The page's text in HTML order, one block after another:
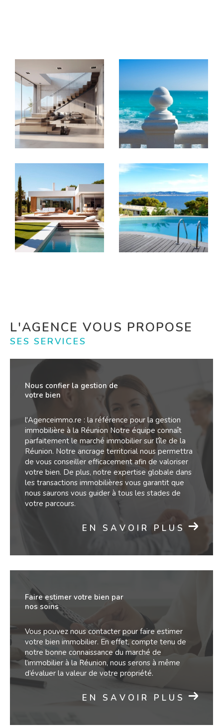
La vente de bien immobiliers
Agenceimmo.re, votre agence immobilière à la
Réunion, vous propose différents types de biens à
la vente. Vous pouvez retrouver de nombreuses
annonces sur notre site internet. Nous nous
proposons également des terrains à construire.
Nous répondons également à vos besoins
professionnels en vous offrant des locaux
commerciaux ou des fonds de commerce.
La location et gestion locative de biens
immobiliers
différentes superficie. Nous vous offrons aussi des
services degestion locative à la Réunion
de leurs biens locatif, garantissant tranquillité et
sécurité. Pour plus de renseignements ou pour des
conseils, n’hésitez pas à faire appel à notre équipe.
L’estimation immobilière
Vous pouvez nous contacter pour faire estimer
votre bien immobilier. En effet, compte tenu de
notre bonne connaissance dumarché de
l’immobilier à la Réunion, nous serons à même
d’évaluer la valeur de votre propriété.
Contacter notre agence
projet immobilier, n’hésitez pas à nous faire appel.
Vous pouvez nous joindre par téléphone au 02 62
27 92 79 ou directement en agence, au
Marius et Ary Leblond à Saint-Paul (97460).
L'AGENCE VOUS PROPOSE
SES SERVICES
Nous confier la gestion de
votre bien
l'Agenceimmo.re : la référence pour la gestion
immobilière à la Réunion Notre équipe connaît
parfaitement le marché immobilier sur l'île de la
Réunion. Notre ancrage territorial nous permettra
de vous conseiller efficacement afin de valoriser
votre bien. De plus, notre expertise globale dans
les transactions immobilières vous garantit que
nous saurons vous guider à tous les stades de
votre parcours.
EN SAVOIR PLUS
Faire estimer votre bien par
nos soins
Vous pouvez nous contacter pour faire estimer
votre bien immobilier. En effet, compte tenu de
notre bonne connaissance du marché de
l’immobilier à la Réunion, nous serons à même
d’évaluer la valeur de votre propriété.
EN SAVOIR PLUS